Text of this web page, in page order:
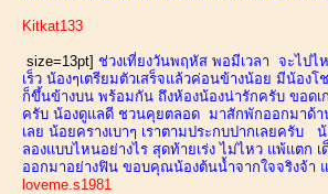
Kitkat133
size=13pt] ช่วงเที่ยงวันพฤหัส พอมีเวลา จะไปไ
เร็ว น้องๆเตรียมตัวเสร็จแล้วค่อนข้างน้อย มีน้อ
ก็ขึ้นข้างบน พร้อมกัน ถึงห้องน้องน่ารักครับ ขอดเ
ครับ น้องดูแลดี ชวนคุยตลอด มาสักพักออกมาด้า
เลย น้อยครางเบาๆ เราตามประกบปากเลยครับ
ลองแบบไหนอย่างไร สุดท้ายเร่ง ไม่ไหว แพ้แตก
ออกมาอย่างฟิน ขอบคุณน้องต้นน้ำจากใจจริงจ้า
loveme.s1981